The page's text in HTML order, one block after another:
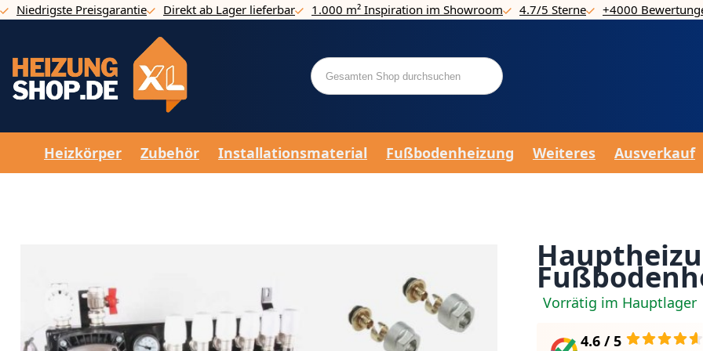
Direkt zum Inhalt
Niedrigste Preisgarantie Direkt ab Lager lieferbar 1.000 m² Inspiration im Showroom 4.7/5 Sterne +4000
Heizkörper Zubehör Installationsmaterial Fußbodenheizung Weiteres Ausverkauf
Vorrätig im Hauptlager
4.6 / 5